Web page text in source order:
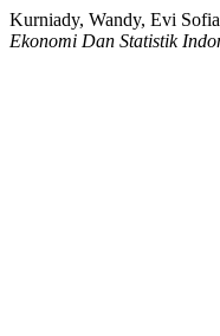
Kurniady, Wandy, Evi
Ekonomi Dan Statistik